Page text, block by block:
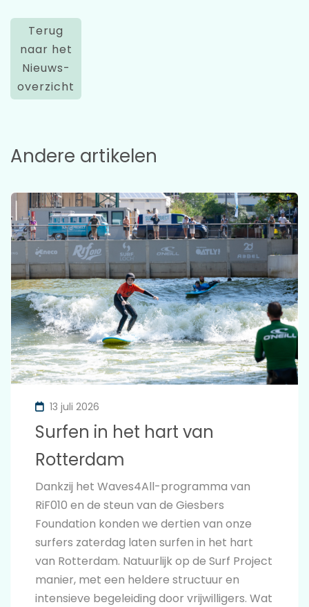
Terug
naar het
Nieuws-
overzicht
Andere artikelen
Surfen in het hart van
Rotterdam
13 juli 2026
Dankzij het Waves4All-programma van
RiF010 en de steun van de Giesbers
Foundation konden we dertien van onze
surfers zaterdag laten surfen in het hart
van Rotterdam. Natuurlijk op de Surf Project
manier, met een heldere structuur en
intensieve begeleiding door vrijwilligers. Wat